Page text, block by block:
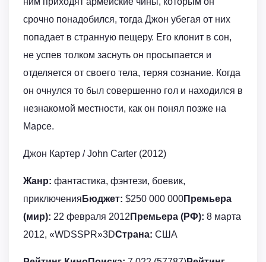
срочно понадобился, тогда Джон убегая от них
попадает в странную пещеру. Его клонит в сон,
не успев толком заснуть он просыпается и
отделяется от своего тела, теряя сознание. Когда
он очнулся то был совершенно гол и находился в
незнакомой местности, как он понял позже на
Марсе.
Джон Картер / John Carter (2012)
Жанр: фантастика, фэнтези, боевик,
приключения Бюджет: $250 000 000Премьера
(мир): 22 февраля 2012 Премьера (РФ): 8 марта
2012, «WDSSPR»3DСтрана: США